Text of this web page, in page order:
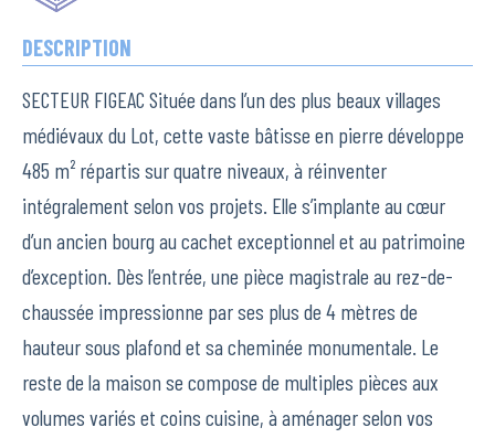
DESCRIPTION
SECTEUR FIGEAC Située dans l’un des plus beaux villages
médiévaux du Lot, cette vaste bâtisse en pierre développe
485 m² répartis sur quatre niveaux, à réinventer
intégralement selon vos projets. Elle s’implante au cœur
d’un ancien bourg au cachet exceptionnel et au patrimoine
d’exception. Dès l’entrée, une pièce magistrale au rez-de-
chaussée impressionne par ses plus de 4 mètres de
hauteur sous plafond et sa cheminée monumentale. Le
reste de la maison se compose de multiples pièces aux
volumes variés et coins cuisine, à aménager selon vos